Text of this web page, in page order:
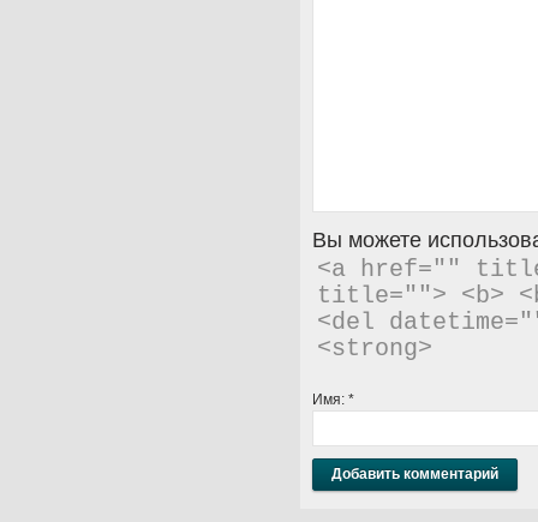
Вы можете
<a href=""
title=""> <b>
<del
<strong>
Имя: *